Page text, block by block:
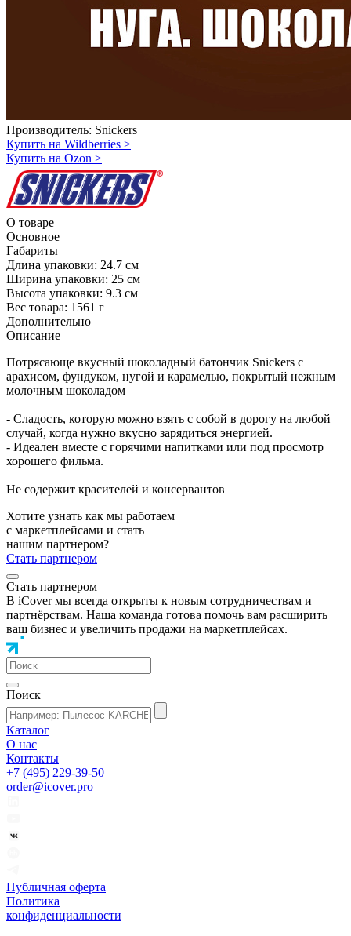
Производитель: Snickers
Купить на Wildberries >
Купить на Ozon >
О товаре
Основное
Габариты
Длина упаковки: 24.7 см
Ширина упаковки: 25 см
Высота упаковки: 9.3 см
Вес товара: 1561 г
Дополнительно
Описание
Потрясающе вкусный шоколадный батончик Snickers с
арахисом, фундуком, нугой и карамелью, покрытый нежным
молочным шоколадом
- Сладость, которую можно взять с собой в дорогу на любой
случай, когда нужно вкусно зарядиться энергией.
- Идеален вместе с горячими напитками или под просмотр
хорошего фильма.
Не содержит красителей и консервантов
Хотите узнать как мы работаем
с маркетплейсами и стать
нашим партнером?
Стать партнером
Стать партнером
В iCover мы всегда открыты к новым сотрудничествам и
партнёрствам. Наша команда готова помочь вам расширить
ваш бизнес и увеличить продажи на маркетплейсах.
Поиск
Каталог
О нас
Контакты
+7 (495) 229-39-50
order@icover.pro
Публичная оферта
Политика
конфиденциальности